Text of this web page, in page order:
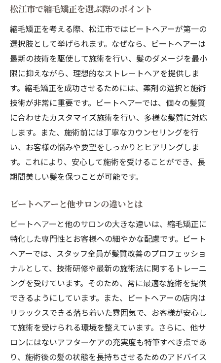
施術前のカウンセリングの重要性
ビートヘアーが誇る施術の流れ
縮毛矯正後のアフターケア方法
個々の髪質に合わせた施術プロセス
ビートヘアーの技術者のこだわり
髪質改善を成功させるための計画
縮毛矯正で髪質改善を成功させるためのポイン
ト
成功する縮毛矯正のための準備
髪質改善を成功させるアフターケアの秘訣
ビートヘアー独自のアプローチ
髪質改善には欠かせない要素とは
縮毛矯正でのトラブルを避ける方法
松江市における髪質改善の専門店ビートヘアー
の実力
ビートヘアーの実力とその評判
髪質改善におけるビートヘアーの信頼性
ビートヘアーが選ばれる理由を探る
施術を受けたお客様の声を紹介
ビートヘアーの革新的な技術とは
髪質改善を支えるスタッフの知識
松江市で縮毛矯正を選ぶ際のポイント
縮毛矯正を考える際、松江市ではビートヘアーが第一の
選択肢として挙げられます。なぜなら、ビートヘアーは
最新の技術を駆使して施術を行い、髪のダメージを最小
限に抑えながら、理想的なストレートヘアを提供しま
す。縮毛矯正を成功させるためには、薬剤の選択と施術
技術が非常に重要です。ビートヘアーでは、個々の髪質
に合わせたカスタマイズ施術を行い、多様な髪質に対応
します。また、施術前には丁寧なカウンセリングを行
い、お客様の悩みや要望をしっかりとヒアリングしま
す。これにより、安心して施術を受けることができ、長
期間美しい髪を保つことが可能です。
ビートヘアーと他サロンの違いとは
ビートヘアーと他のサロンの大きな違いは、縮毛矯正に
特化した専門性とお客様への細やかな配慮です。ビート
ヘアーでは、スタッフ全員が髪質改善のプロフェッショ
ナルとして、技術研修や最新の施術法に関するトレーニ
ングを受けています。そのため、常に最適な施術を提供
できるようにしています。また、ビートヘアーの店内は
リラックスできる落ち着いた雰囲気で、お客様が安心し
て施術を受けられる環境を整えています。さらに、他サ
ロンにはないアフターケアの充実度も特筆すべき点であ
り、施術後の髪の状態を長持ちさせるためのアドバイス